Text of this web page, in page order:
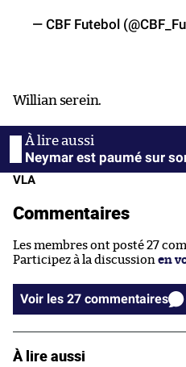
— CBF Futebol
Willian serein.
Neymar est paumé sur
VLA
Commentaires
Les membres ont posté 27
Participez à la discussion en
Voir les 27 commentaires
À lire aussi